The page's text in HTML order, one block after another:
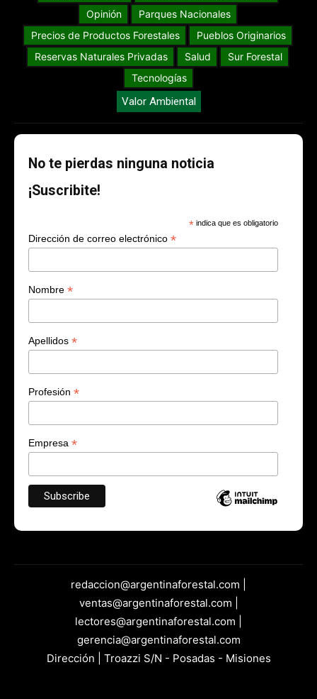
Opinión
Parques Nacionales
Precios de Productos Forestales
Pueblos Originarios
Reservas Naturales Privadas
Salud
Sur Forestal
Tecnologías
Valor Ambiental
No te pierdas ninguna noticia
¡Suscribite!
* indica que es obligatorio
Dirección de correo electrónico *
Nombre *
Apellidos *
Profesión *
Empresa *
redaccion@argentinaforestal.com |
ventas@argentinaforestal.com |
lectores@argentinaforestal.com |
gerencia@argentinaforestal.com
Dirección | Troazzi S/N - Posadas - Misiones